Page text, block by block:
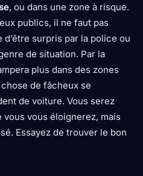
, ou dans une zone à risque.
publics, il ne faut pas
surpris par la police ou
de situation. Par la
plus dans des zones
de fâcheux se
de voiture. Vous serez
vous vous éloignerez, mais
Essayez de trouver le bon